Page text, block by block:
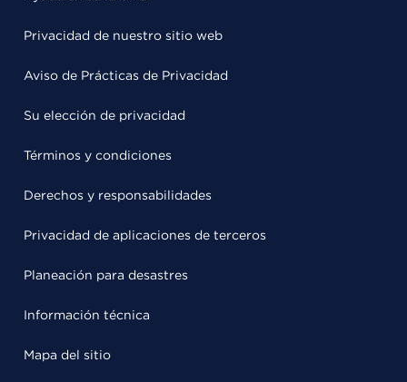
Privacidad de nuestro sitio web
Aviso de Prácticas de Privacidad
Su elección de privacidad
Términos y condiciones
Derechos y responsabilidades
Privacidad de aplicaciones de terceros
Planeación para desastres
Información técnica
Mapa del sitio